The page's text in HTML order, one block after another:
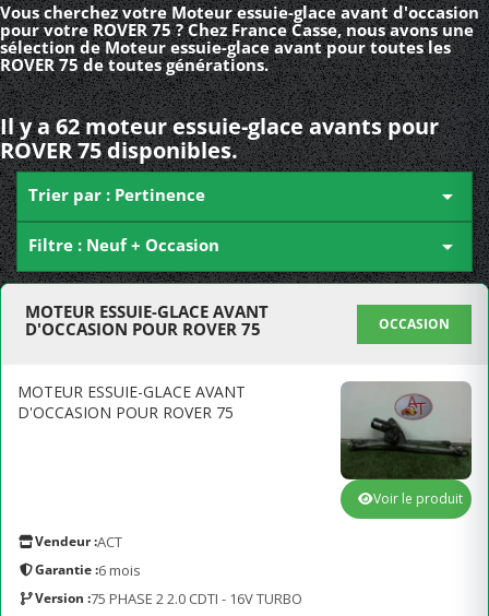
Vous cherchez votre Moteur essuie-glace avant d'occasion
pour votre ROVER 75 ? Chez France Casse, nous avons une
sélection de Moteur essuie-glace avant pour toutes les
ROVER 75 de toutes générations.
Il y a 62 moteur essuie-glace avants pour
ROVER 75 disponibles.
Trier par : Pertinence 
Filtre : Neuf + Occasion 
MOTEUR ESSUIE-GLACE AVANT
D'OCCASION POUR ROVER 75
OCCASION
MOTEUR ESSUIE-GLACE AVANT
D'OCCASION POUR ROVER 75
Vendeur :ACT
Garantie :6 mois
Version :75 PHASE 2 2.0 CDTI - 16V TURBO
Voir le produit